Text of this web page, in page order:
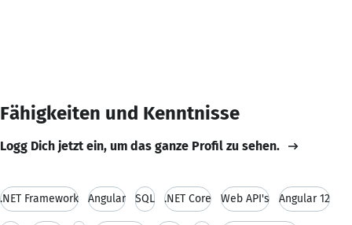
Fähigkeiten und Kenntnisse
Logg Dich jetzt ein, um das ganze Profil zu sehen.
.NET Framework Angular SQL .NET Core Web API's Angular 12